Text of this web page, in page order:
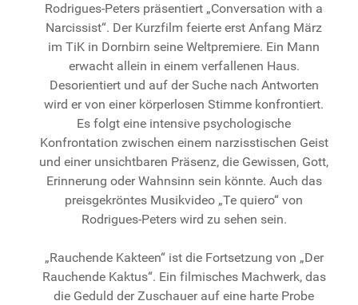
Rodrigues-Peters präsentiert „Conversation with a
Narcissist“. Der Kurzfilm feierte erst Anfang März
im TiK in Dornbirn seine Weltpremiere. Ein Mann
erwacht allein in einem verfallenen Haus.
Desorientiert und auf der Suche nach Antworten
wird er von einer körperlosen Stimme konfrontiert.
Es folgt eine intensive psychologische
Konfrontation zwischen einem narzisstischen Geist
und einer unsichtbaren Präsenz, die Gewissen, Gott,
Erinnerung oder Wahnsinn sein könnte. Auch das
preisgekröntes Musikvideo „Te quiero“ von
Rodrigues-Peters wird zu sehen sein.
„Rauchende Kakteen“ ist die Fortsetzung von „Der
Rauchende Kaktus“. Ein filmisches Machwerk, das
die Geduld der Zuschauer auf eine harte Probe